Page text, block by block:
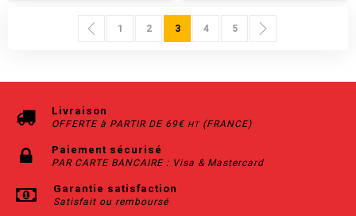
Page Page
Précédent
Page
1 Page
2 Vous lisez actuellement la page
3 Page
4 Page
5
Livraison
OFFERTE à PARTIR DE 69€ HT(FRANCE)
Paiement sécurisé
PAR CARTE BANCAIRE : Visa & Mastercard
Garantie satisfaction
Satisfait ou remboursé